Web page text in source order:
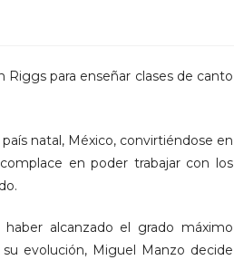
para enseñar clases de canto
natal, México, convirtiéndose en
en poder trabajar con los
alcanzado el grado máximo
evolución, Miguel Manzo decide